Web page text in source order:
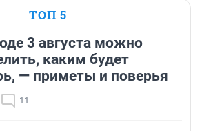
ТОП 5
3 августа можно
каким будет
— приметы и поверья
11